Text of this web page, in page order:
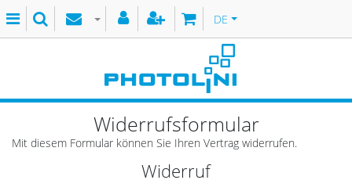
DE
Widerrufs­formular
Mit diesem Formular können Sie Ihren Vertrag widerrufen.
Widerruf